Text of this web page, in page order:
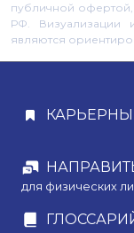
публичной
РФ. Визуализации
являются
для физических